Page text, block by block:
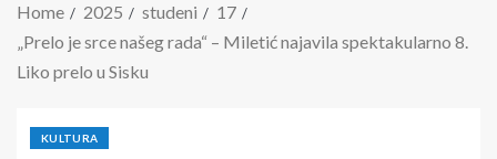
Home 2025 studeni
17
„Prelo je srce našeg rada“ – Miletić najavila spektakularno 8.
Liko prelo u Sisku
KULTURA